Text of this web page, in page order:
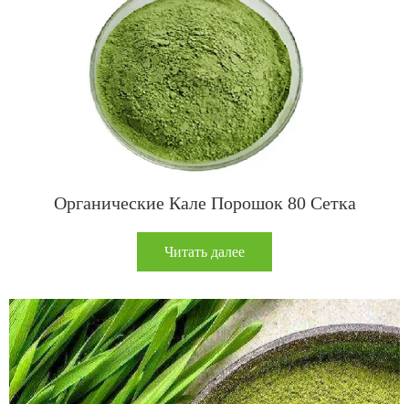
Органические Кале Порошок 80 Сетка
Читать далее